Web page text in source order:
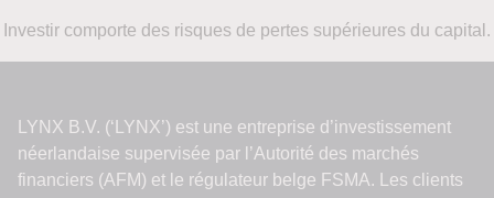
Investir comporte des risques de pertes supérieures du capital.